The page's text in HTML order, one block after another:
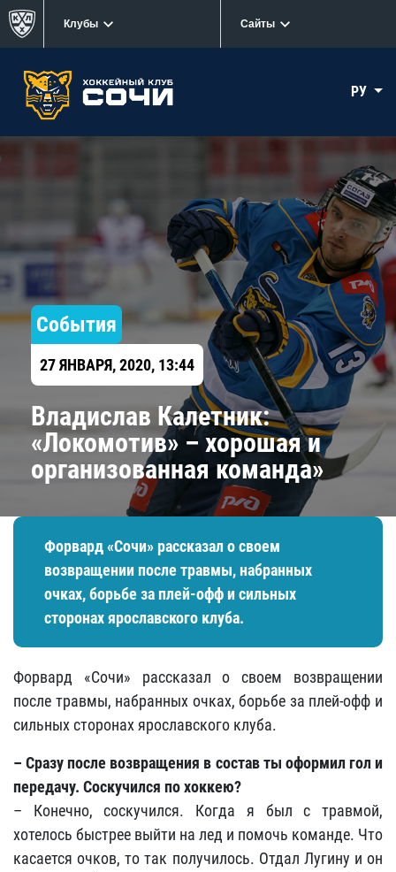
Клубы Сайты
РУ
События
27 ЯНВАРЯ, 2020, 13:44
Владислав Калетник:
«Локомотив» – хорошая и
организованная команда»
Форвард «Сочи» рассказал о своем
возвращении после травмы, набранных
очках, борьбе за плей-офф и сильных
сторонах ярославского клуба.
Форвард «Сочи» рассказал о своем возвращении
после травмы, набранных очках, борьбе за плей-офф и
сильных сторонах ярославского клуба.
– Сразу после возвращения в состав ты оформил гол и
передачу. Соскучился по хоккею?
– Конечно, соскучился. Когда я был с травмой,
хотелось быстрее выйти на лед и помочь команде. Что
касается очков, то так получилось. Отдал Лугину и он